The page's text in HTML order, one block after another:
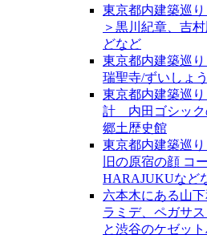
東京都内建築巡
＞黒川紀章、吉
どなど
東京都内建築巡
瑞聖寺/ずいしょ
東京都内建築巡
計 内田ゴシック
郷土歴史館
東京都内建築巡
旧の原宿の顔 コ
HARAJUKUなど
六本木にある山
ラミデ、ペガサ
と渋谷のケゼッ